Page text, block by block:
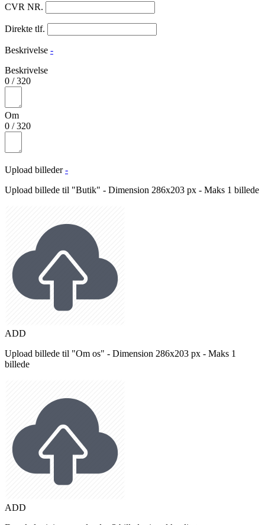
CVR NR.
Direkte tlf.
Beskrivelse -
Beskrivelse
0 /320
Om
0 /320
Upload billeder -
Upload billede til "Butik" - Dimension 286x203 px - Maks 1 billede
ADD
Upload billede til "Om os" - Dimension 286x203 px - Maks 1
billede
ADD